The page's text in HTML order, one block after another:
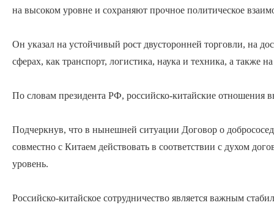
на высоком уровне и сохраняют прочное политическое
Он указал на устойчивый рост двусторонней торговли, на
сферах, как транспорт, логистика, наука и техника, а
По словам президента РФ, российско-китайские отношения
Подчеркнув, что в нынешней ситуации Договор о
совместно с Китаем действовать в соответствии с духом
уровень.
Российско-китайское сотрудничество является важным